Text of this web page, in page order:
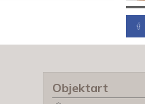
Objektart